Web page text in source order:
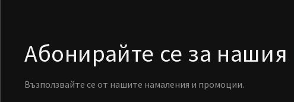
Абонирайте се за нашия
Възползвайте се от нашите намаления и промоции.